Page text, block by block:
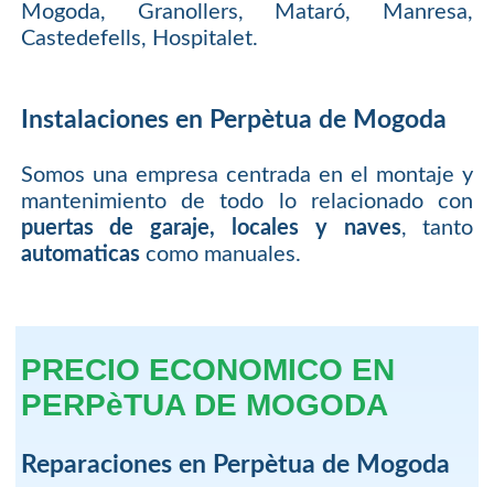
Mogoda, Granollers, Mataró, Manresa,
Castedefells, Hospitalet.
Instalaciones en Perpètua de Mogoda
Somos una empresa centrada en el montaje y
mantenimiento de todo lo relacionado con
puertas de garaje, locales y naves, tanto
automaticascomo manuales.
PRECIO ECONOMICO EN
PERPèTUA DE MOGODA
Reparaciones en Perpètua de Mogoda